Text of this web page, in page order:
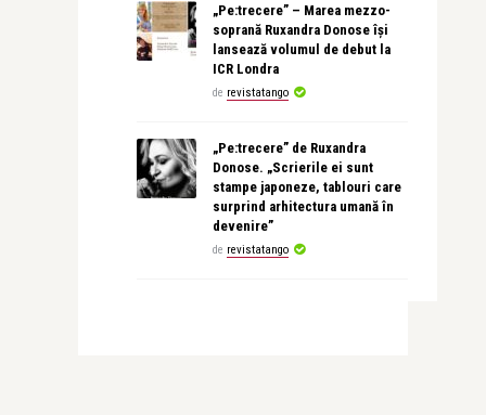
„Pe:trecere” – Marea mezzo-
soprană Ruxandra Donose își
lansează volumul de debut la
ICR Londra
de revistatango
„Pe:trecere” de Ruxandra
Donose. „Scrierile ei sunt
stampe japoneze, tablouri care
surprind arhitectura umană în
devenire”
de revistatango